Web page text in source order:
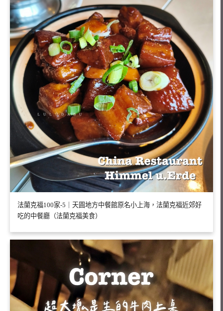
法蘭克福100家-5｜天圓地方中餐館原名小上海，法蘭克福近郊好
吃的中餐廳（法蘭克福美食）